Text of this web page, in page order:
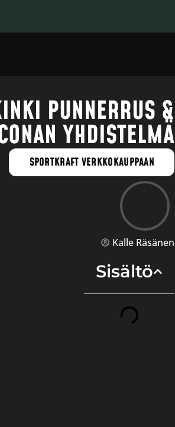
PUNNERRUS &
YHDISTELMÄ
SPORTKRAFT VERKKOKAUPPAAN
Kalle Räsänen
Sisältö